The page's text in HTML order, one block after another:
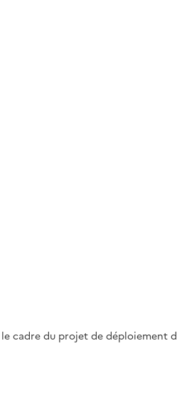
cadre du projet de